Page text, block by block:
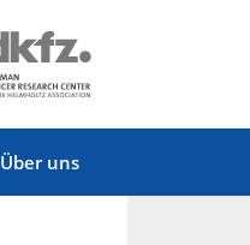
Über uns